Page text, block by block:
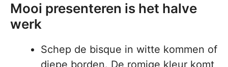
Mooi presenteren is het halve
werk
Schep de bisque in witte kommen of
diepe borden. De romige kleur komt